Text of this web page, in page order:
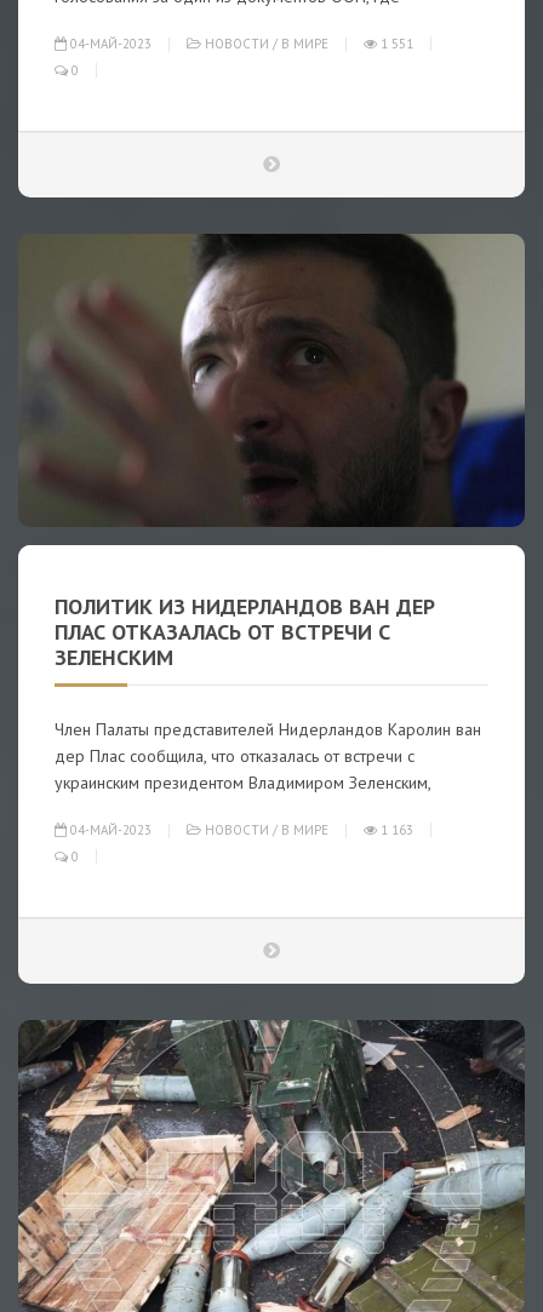
04-МАЙ-2023 НОВОСТИ / В МИРЕ
1 551
0
ПОЛИТИК ИЗ НИДЕРЛАНДОВ ВАН ДЕР
ПЛАС ОТКАЗАЛАСЬ ОТ ВСТРЕЧИ С
ЗЕЛЕНСКИМ
Член Палаты представителей Нидерландов Каролин ван
дер Плас сообщила, что отказалась от встречи с
украинским президентом Владимиром Зеленским,
04-МАЙ-2023 НОВОСТИ / В МИРЕ
1 163
0